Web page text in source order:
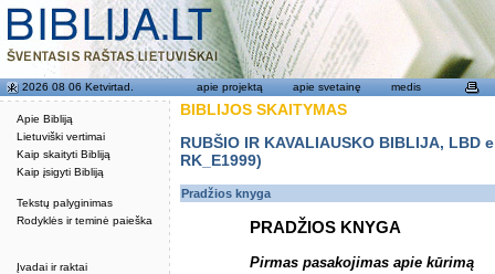
Apie Bibliją
Lietuviški vertimai
Kaip skaityti Bibliją
Kaip įsigyti Bibliją
Tekstų palyginimas
Rodyklės ir teminė paieška
Įvadai ir raktai
2026 08 06 Ketvirtad. apie projektą apie svetainę medis
BIBLIJOS SKAITYMAS
RUBŠIO IR KAVALIAUSKO BIBLIJA,
RK_E1999)
Pradžios knyga
PRADŽIOS KNYGA
Pirmas pasakojimas apie kūrimą